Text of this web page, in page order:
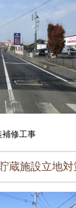
補修工事
蔵施設立地